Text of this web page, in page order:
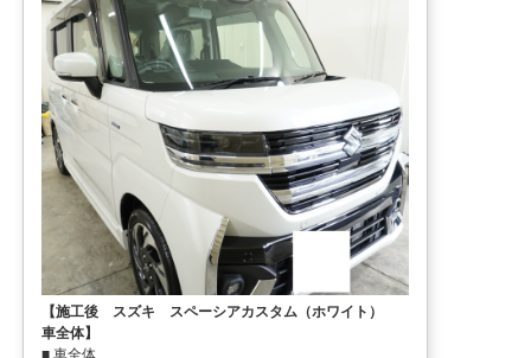
【施工後 スズキ スペーシアカスタム（ホワイト）
車全体】